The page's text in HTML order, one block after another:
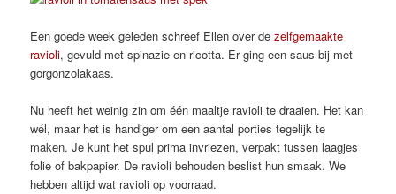
Een goede week geleden schreef Ellen over dezelfgemaakte
ravioli, gevuld met spinazie en ricotta. Er ging een saus bij met
gorgonzolakaas.
Nu heeft het weinig zin om één maaltje ravioli te draaien. Het kan
wél, maar het is handiger om een aantal porties tegelijk te
maken. Je kunt het spul prima invriezen, verpakt tussen laagjes
folie of bakpapier. De ravioli behouden beslist hun smaak. We
hebben altijd wat ravioli op voorraad.